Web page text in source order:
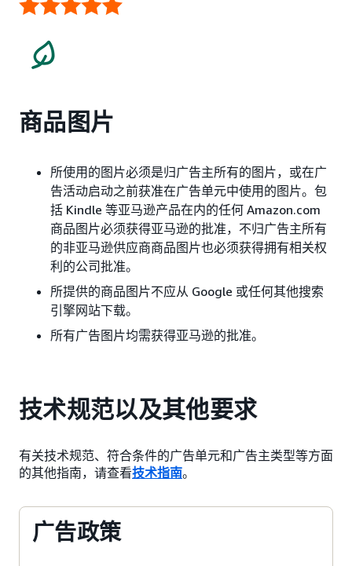
商品图片
所使用的图片必须是归广告主所有的图片，或在广
告活动启动之前获准在广告单元中使用的图片。包
括 Kindle 等亚马逊产品在内的任何 Amazon.com
商品图片必须获得亚马逊的批准，不归广告主所有
的非亚马逊供应商商品图片也必须获得拥有相关权
利的公司批准。
所提供的商品图片不应从 Google 或任何其他搜索
引擎网站下载。
所有广告图片均需获得亚马逊的批准。
技术规范以及其他要求
有关技术规范、符合条件的广告单元和广告主类型等方面
的其他指南，请查看技术指南。
广告政策